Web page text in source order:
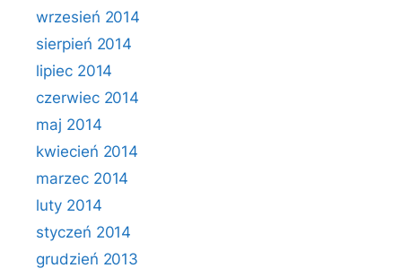
wrzesień 2014
sierpień 2014
lipiec 2014
czerwiec 2014
maj 2014
kwiecień 2014
marzec 2014
luty 2014
styczeń 2014
grudzień 2013